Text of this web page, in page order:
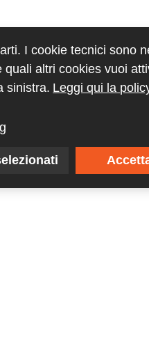
I cookie tecnici sono
altri cookies vuoi
sinistra. Leggi qui la